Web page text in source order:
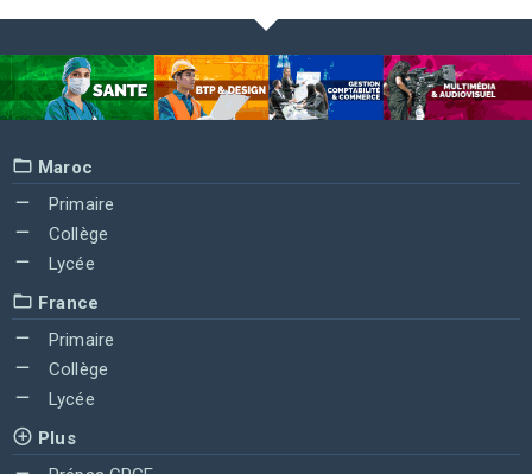
Maroc
Primaire
Collège
Lycée
France
Primaire
Collège
Lycée
Plus